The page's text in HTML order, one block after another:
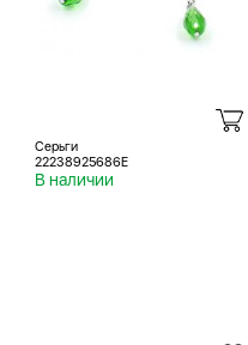
Серьги
22238925686E
В наличии